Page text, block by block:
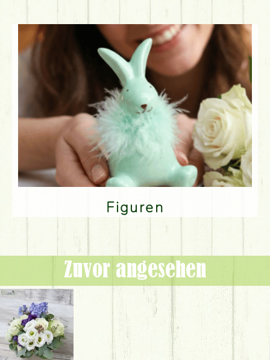
Figuren
Zuvor angesehen